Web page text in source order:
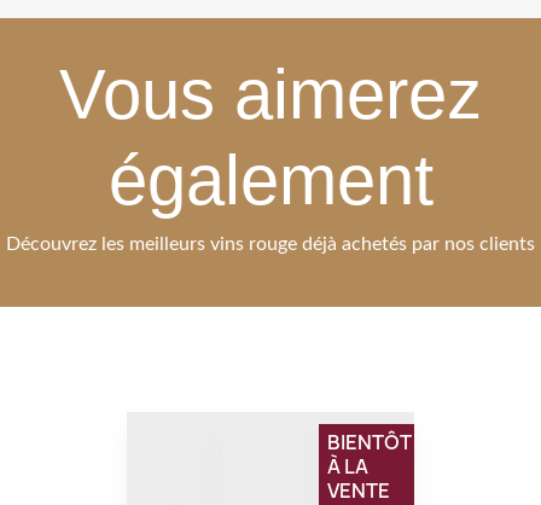
Vous aimerez
également
Découvrez les meilleurs vins rouge déjà achetés par nos clients
BIENTÔT
À LA
VENTE